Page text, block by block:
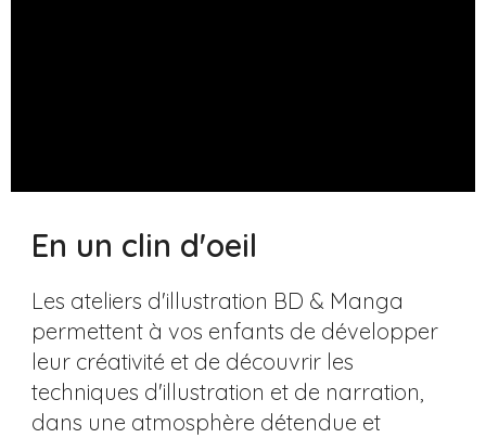
En un clin d'oeil
Les ateliers d'illustration BD & Manga
permettent à vos enfants de développer
leur créativité et de découvrir les
techniques d'illustration et de narration,
dans une atmosphère détendue et